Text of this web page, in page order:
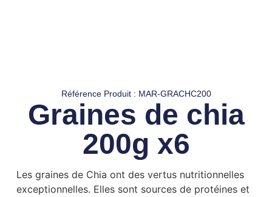
Référence Produit : MAR-GRACHC200
Graines de chia
200g x6
Les graines de Chia ont des vertus nutritionnelles
exceptionnelles. Elles sont sources de protéines et